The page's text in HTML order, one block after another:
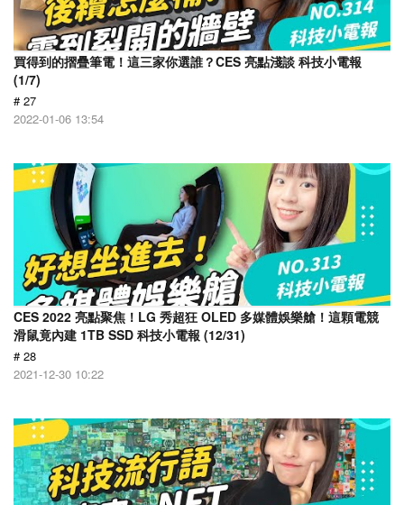
買得到的摺疊筆電！這三家你選誰？CES 亮點淺談 科技小電報
(1/7)
# 27
2022-01-06 13:54
CES 2022 亮點聚焦！LG 秀超狂 OLED 多媒體娛樂艙！這顆電競
滑鼠竟內建 1TB SSD 科技小電報 (12/31)
# 28
2021-12-30 10:22